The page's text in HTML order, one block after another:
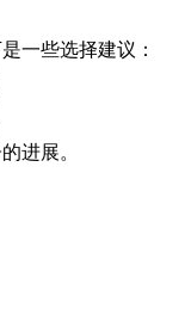
一些选择建议：
进展。